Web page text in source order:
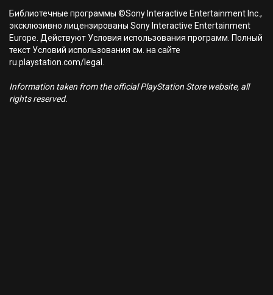
Библиотечные программы ©Sony Interactive Entertainment Inc.,
эксклюзивно лицензированы Sony Interactive Entertainment
Europe. Действуют Условия использования программ. Полный
текст Условий использования см. на сайте
ru.playstation.com/legal.
Information taken from the official PlayStation Store website, all
rights reserved.